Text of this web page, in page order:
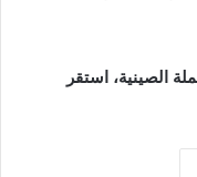
الصينية، استقر